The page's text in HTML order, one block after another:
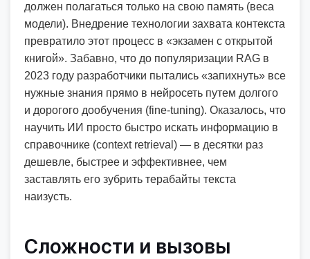
должен полагаться только на свою память (веса
модели). Внедрение технологии захвата контекста
превратило этот процесс в «экзамен с открытой
книгой». Забавно, что до популяризации RAG в
2023 году разработчики пытались «запихнуть» все
нужные знания прямо в нейросеть путем долгого
и дорогого дообучения (fine-tuning). Оказалось, что
научить ИИ просто быстро искать информацию в
справочнике (context retrieval) — в десятки раз
дешевле, быстрее и эффективнее, чем
заставлять его зубрить терабайты текста
наизусть.
Сложности и вызовы